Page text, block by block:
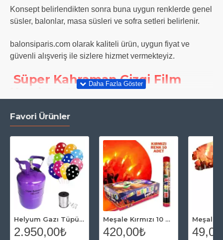
Konsept belirlendikten sonra buna uygun renklerde genel
süsler, balonlar, masa süsleri ve sofra setleri belirlenir.
balonsiparis.com olarak kaliteli ürün, uygun fiyat ve
güvenli alışveriş ile sizlere hizmet vermekteyiz.
Süper Kahraman Çizgi Film
Karakter Konseptleri
Çocuğunuzun ekrandan takip ettiği ve ruh ve düşünce
dünyasını şekillendirdiği animasyon karakterini belli
zamanlarda yanında görmek ister.
Özellikle son zamanlarda gelişim çağındaki hem kız hem
de erkek çocukları kral şakir karakterini arkadaş olarak
benimsemişlerdir.
Kral şakir parti malzemeleri ile kutlama yaparak bu
dostluğu pekiştirebilirsiniz.
Favori Ürünler
Helyum Gazı Tüpü 2.2 lt (20 Adet Puantiyeli Balon Hediye)
2.950,00₺
Meşale Kırmızı 10 Adet
420,00₺